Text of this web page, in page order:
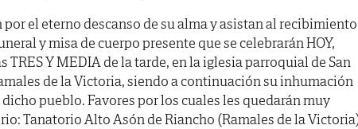
por el eterno descanso de su alma y asistan al recibimiento
y misa de cuerpo presente que se celebrarán HOY,
TRES Y MEDIA de la tarde, en la iglesia parroquial de San
de la Victoria, siendo a continuación su inhumación
pueblo. Favores por los cuales les quedarán muy
Tanatorio Alto Asón de Riancho (Ramales de la